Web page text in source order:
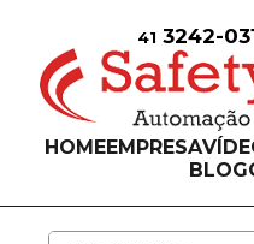
41 3242-
HOMEEMPRESA
BLOG